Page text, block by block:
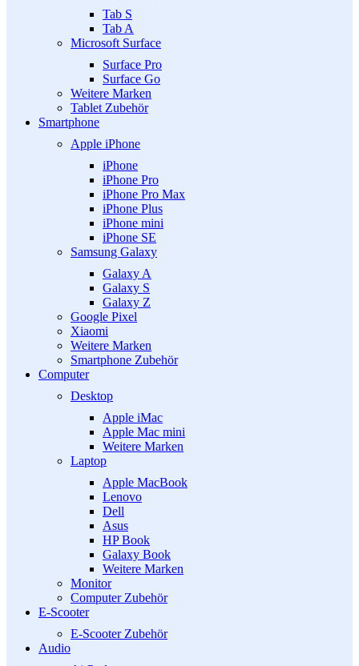
Tab S
Tab A
Microsoft Surface
Surface Pro
Surface Go
Weitere Marken
Tablet Zubehör
Smartphone
Apple iPhone
iPhone
iPhone Pro
iPhone Pro Max
iPhone Plus
iPhone mini
iPhone SE
Samsung Galaxy
Galaxy A
Galaxy S
Galaxy Z
Google Pixel
Xiaomi
Weitere Marken
Smartphone Zubehör
Computer
Desktop
Apple iMac
Apple Mac mini
Weitere Marken
Laptop
Apple MacBook
Lenovo
Dell
Asus
HP Book
Galaxy Book
Weitere Marken
Monitor
Computer Zubehör
E-Scooter
E-Scooter Zubehör
Audio